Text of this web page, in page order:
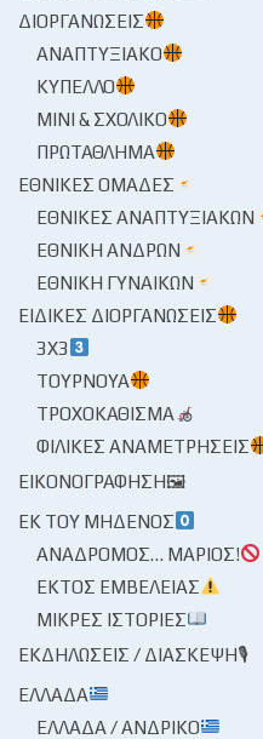
ΔΙΟΡΓΑΝΏΣΕΙΣ
ΑΝΑΠΤΥΞΙΑΚΌ
ΚΎΠΕΛΛΟ
ΜΊΝΙ & ΣΧΟΛΙΚΌ
ΠΡΩΤΆΘΛΗΜΑ
ΕΘΝΙΚΈΣ ΟΜΆΔΕΣ
ΕΘΝΙΚΈΣ ΑΝΑΠΤΥΞΙΑΚΏΝ
ΕΘΝΙΚΉ ΑΝΔΡΏΝ
ΕΘΝΙΚΉ ΓΥΝΑΙΚΏΝ
ΕΙΔΙΚΈΣ ΔΙΟΡΓΑΝΏΣΕΙΣ
3X3
ΤΟΥΡΝΟΥΆ
ΤΡΟΧΟΚΆΘΙΣΜΑ
ΦΙΛΙΚΈΣ ΑΝΑΜΕΤΡΉΣΕΙΣ
ΕΙΚΟΝΟΓΡΆΦΗΣΗ🖼
ΕΚ ΤΟΥ ΜΗΔΕΝΌΣ
ΑΝΆΔΡΟΜΟΣ… ΜΆΡΙΟΣ!
ΕΚΤΌΣ ΕΜΒΈΛΕΙΑΣ
ΜΙΚΡΈΣ ΙΣΤΟΡΊΕΣ
ΕΚΔΗΛΏΣΕΙΣ / ΔΙΆΣΚΕΨΗ🎙
ΕΛΛΆΔΑ
ΕΛΛΆΔΑ / ΑΝΔΡΙΚΌ